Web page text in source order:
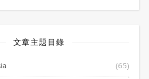
文章主題目錄
(65)